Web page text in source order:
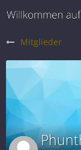
Mitglieder